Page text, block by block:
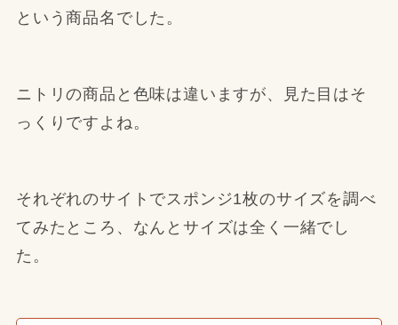
という商品名でした。
ニトリの商品と色味は違いますが、見た目はそ
っくりですよね。
それぞれのサイトでスポンジ1枚のサイズを調べ
てみたところ、なんとサイズは全く一緒でし
た。